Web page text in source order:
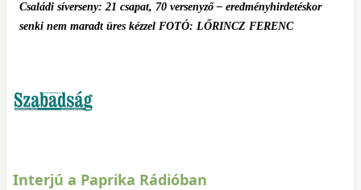
Családi síverseny: 21 csapat, 70 versenyző – eredményhirdetéskor
senki nem maradt üres kézzel FOTÓ: LŐRINCZ FERENC
Interjú a Paprika Rádióban